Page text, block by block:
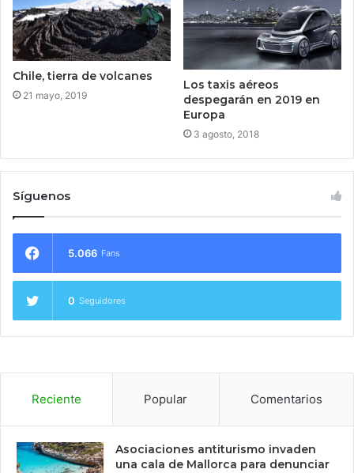
Chile, tierra de volcanes
21 mayo, 2019
Los taxis aéreos
despegarán en 2019 en
Europa
3 agosto, 2018
Síguenos
5.066 Fans
0 Seguidores
Reciente Popular Comentarios
Asociaciones antiturismo invaden
una cala de Mallorca para denunciar